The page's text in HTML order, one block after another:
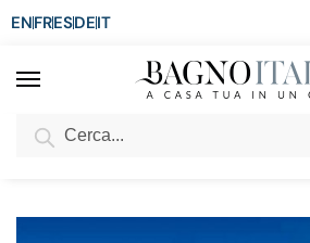
ENFRESDEIT
SCONTO del 3%